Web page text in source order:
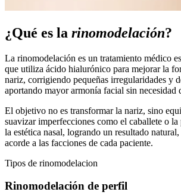
¿Qué es la rinomodelación?
La rinomodelación es un tratamiento médico
que utiliza ácido hialurónico para mejorar la
nariz, corrigiendo pequeñas irregularidades y
aportando mayor armonía facial sin necesidad
El objetivo no es transformar la nariz, sino
suavizar imperfecciones como el caballete o
la estética nasal, logrando un resultado
acorde a las facciones de cada paciente.
Tipos de rinomodelacion
Rinomodelación de perfil